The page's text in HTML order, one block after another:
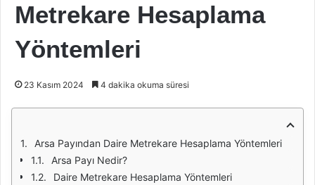
Metrekare Hesaplama
Yöntemleri
23 Kasım 2024 4 dakika okuma süresi
Arsa Payından Daire Metrekare Hesaplama Yöntemleri
Arsa Payı Nedir?
Daire Metrekare Hesaplama Yöntemleri